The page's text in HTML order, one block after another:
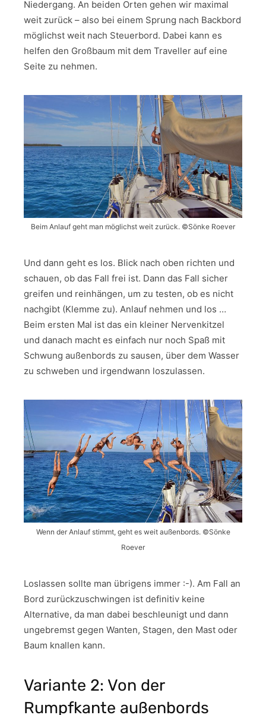
Niedergang. An beiden Orten gehen wir maximal
weit zurück – also bei einem Sprung nach Backbord
möglichst weit nach Steuerbord. Dabei kann es
helfen den Großbaum mit dem Traveller auf eine
Seite zu nehmen.
Beim Anlauf geht man möglichst weit zurück. ©Sönke Roever
Und dann geht es los. Blick nach oben richten und
schauen, ob das Fall frei ist. Dann das Fall sicher
greifen und reinhängen, um zu testen, ob es nicht
nachgibt (Klemme zu). Anlauf nehmen und los …
Beim ersten Mal ist das ein kleiner Nervenkitzel
und danach macht es einfach nur noch Spaß mit
Schwung außenbords zu sausen, über dem Wasser
zu schweben und irgendwann loszulassen.
Wenn der Anlauf stimmt, geht es weit außenbords. ©Sönke
Roever
Loslassen sollte man übrigens immer :-). Am Fall an
Bord zurückzuschwingen ist definitiv keine
Alternative, da man dabei beschleunigt und dann
ungebremst gegen Wanten, Stagen, den Mast oder
Baum knallen kann.
Variante 2: Von der
Rumpfkante außenbords